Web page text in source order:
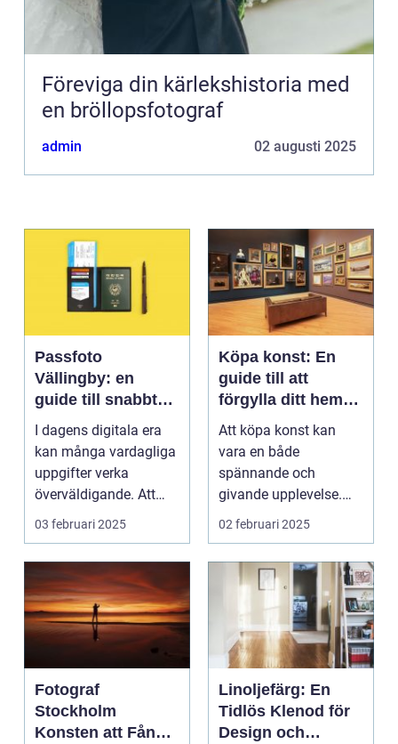
Föreviga din kärlekshistoria med
en bröllopsfotograf
admin 02 augusti 2025
Passfoto
Vällingby: en
guide till snabbt
och smidigt foto
I dagens digitala era
kan många vardagliga
uppgifter verka
överväldigande. Att
ordna...
03 februari 2025
Köpa konst: En
guide till att
förgylla ditt hem
med unik skönhet
Att köpa konst kan
vara en både
spännande och
givande upplevelse.
Det handlar inte b...
02 februari 2025
Fotograf
Stockholm
Konsten att Fånga
Linoljefärg: En
Tidlös Klenod för
Design och